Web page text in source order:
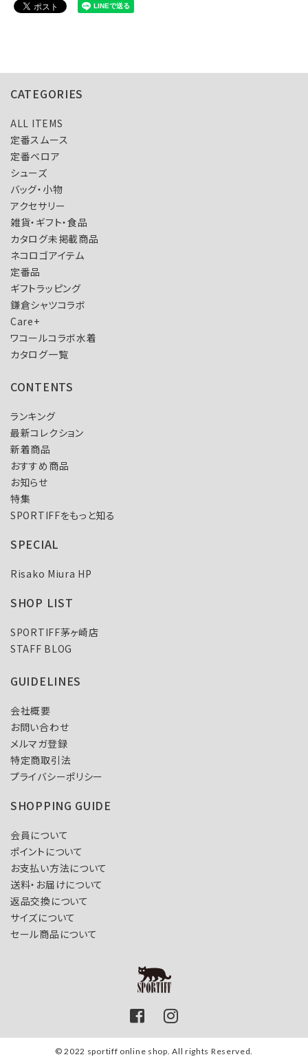
CATEGORIES
ALL ITEMS
定番スムース
定番ベロア
シューズ
バッグ・小物
アクセサリー
雑貨・ギフト・食品
カタログ未掲載商品
ネコロゴアイテム
定番品
ギフトラッピング
鎌倉シャツコラボ
Care+
ワコールコラボ水着
カタログ一覧
CONTENTS
ランキング
最新コレクション
新着商品
おすすめ商品
お知らせ
特集
SPORTIFFをもっと知る
SPECIAL
Risako Miura HP
SHOP LIST
SPORTIFF茅ヶ崎店
STAFF BLOG
GUIDELINES
会社概要
お問い合わせ
メルマガ登録
特定商取引法
プライバシーポリシー
SHOPPING GUIDE
会員について
ポイントについて
お支払い方法について
送料・お届けについて
返品交換について
サイズについて
セール商品について
© 2022 sportiff online shop. All rights Reserved.